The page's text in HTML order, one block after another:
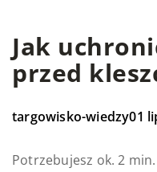
Jak
przed
targowisko-wiedzy01
Potrzebujesz ok. 2